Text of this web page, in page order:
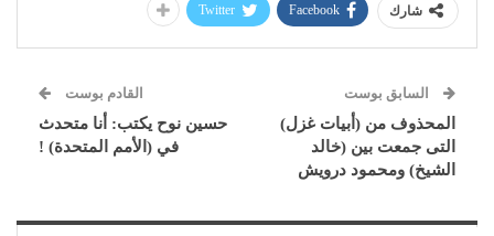
شارك Facebook
Twitter
السابق بوست
المحذوف من (أبيات غزل)
التى جمعت بين (خالد
الشيخ) ومحمود درويش
القادم بوست
حسين نوح يكتب: أنا متحدث
في (الأمم المتحدة) !